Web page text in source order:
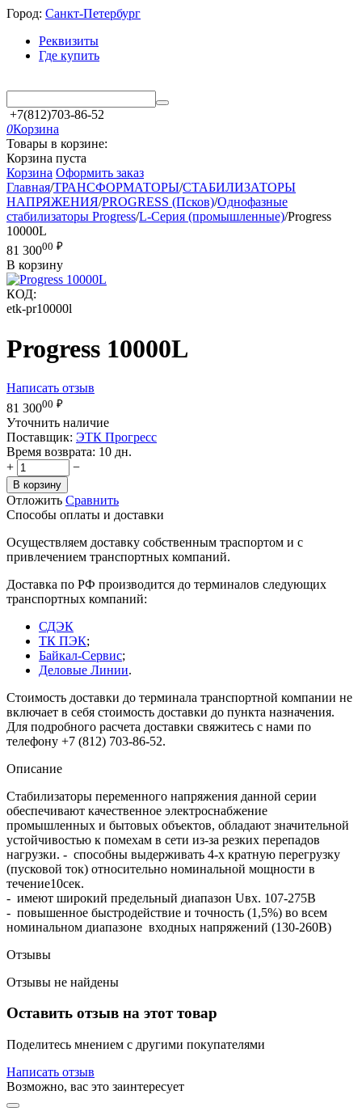
Город: Санкт-Петербург
Реквизиты
Где купить
+7(812)703-86-52
0Корзина
Товары в корзине:
Корзина пуста
Корзина Оформить заказ
Главная/ТРАНСФОРМАТОРЫ/СТАБИЛИЗАТОРЫ
НАПРЯЖЕНИЯ/PROGRESS (Псков)/Однофазные
стабилизаторы Progress/L-Серия (промышленные)/Progress
10000L
81 30000 ₽
В корзину
КОД:
etk-pr10000l
Progress 10000L
Написать отзыв
81 30000 ₽
Уточнить наличие
Поставщик: ЭТК Прогресс
Время возврата: 10 дн.
+
−
В корзину
Отложить Сравнить
Способы оплаты и доставки
Осуществляем доставку собственным траспортом и с
привлечением транспортных компаний.
Доставка по РФ производится до терминалов следующих
транспортных компаний:
СДЭК
ТК ПЭК;
Байкал-Сервис;
Деловые Линии.
Стоимость доставки до терминала транспортной компании не
включает в себя стоимость доставки до пункта назначения.
Для подробного расчета доставки свяжитесь с нами по
телефону +7 (812) 703-86-52.
Описание
Стабилизаторы переменного напряжения данной серии
обеспечивают качественное электроснабжение
промышленных и бытовых объектов, об­ладают значительной
устойчивостью к помехам в сети из-за резких перепадов
нагрузки. - способны выдерживать 4-х кратную перегрузку
(пусковой ток) относительно номинальной мощно­сти в
течение10сек.
- имеют широкий предельный диапазон Uвх. 107-275В
- повышенное быстродействие и точность (1,5%) во всем
номинальном диапазоне входных напряжений (130-260В)
Отзывы
Отзывы не найдены
Оставить отзыв на этот товар
Поделитесь мнением с другими покупателями
Написать отзыв
Возможно, вас это заинтересует